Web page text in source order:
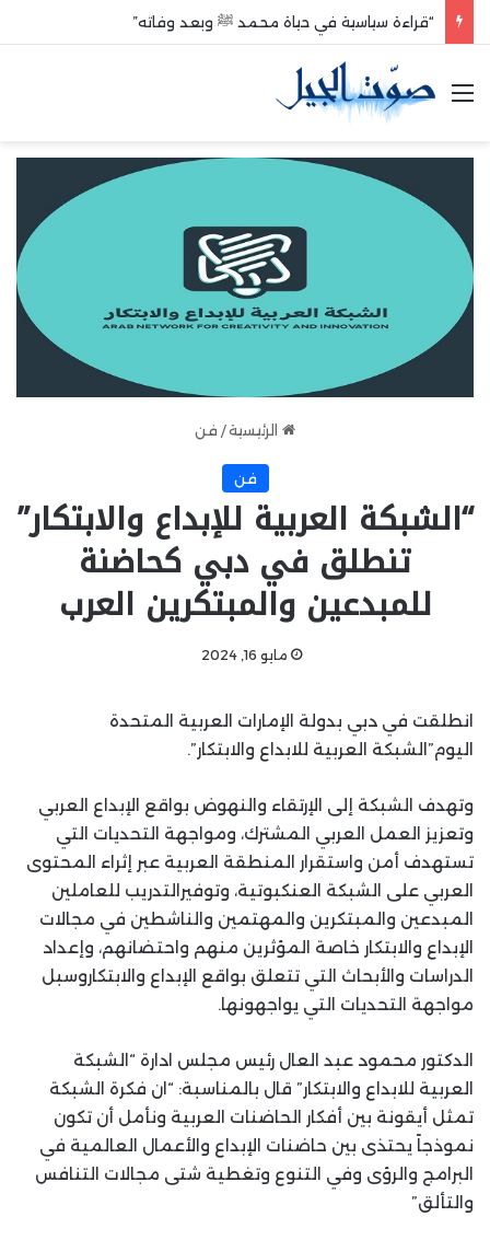
“قراءة سياسية في حياة محمد ﷺ وبعد وفاته”
القائمة
الرئيسية/ فن
فن
“الشبكة العربية للإبداع والابتكار”
تنطلق في دبي كحاضنة
للمبدعين والمبتكرين العرب
مايو 16, 2024
انطلقت في دبي بدولة الإمارات العربية المتحدة
اليوم”الشبكة العربية للابداع والابتكار”.
وتهدف الشبكة إلى الإرتقاء والنهوض بواقع الإبداع العربي
وتعزيز العمل العربي المشترك، ومواجهة التحديات التي
تستهدف أمن واستقرار المنطقة العربية عبر إثراء المحتوى
العربي على الشبكة العنكبوتية، وتوفيرالتدريب للعاملين
المبدعين والمبتكرين والمهتمين والناشطين في مجالات
الإبداع والابتكار خاصة المؤثرين منهم واحتضانهم، وإعداد
الدراسات والأبحاث التي تتعلق بواقع الإبداع والابتكاروسبل
مواجهة التحديات التي يواجهونها.
الدكتور محمود عبد العال رئيس مجلس ادارة “الشبكة
العربية للابداع والابتكار” قال بالمناسبة: “ان فكرة الشبكة
تمثل أيقونة بين أفكار الحاضنات العربية ونأمل أن تكون
نموذجاً يحتذى بين حاضنات الإبداع والأعمال العالمية في
البرامج والرؤى وفي التنوع وتغطية شتى مجالات التنافس
والتألق”